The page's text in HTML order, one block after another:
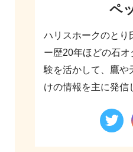
ペ
ハリスホークのとり
ー歴20年ほどの石
験を活かして、鷹や
けの情報を主に発信